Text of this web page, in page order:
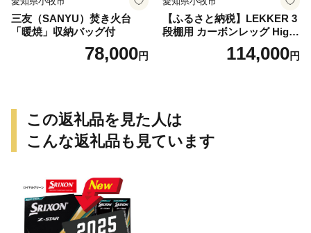
三友（SANYU）焚き火台
「暖焼」収納バッグ付
78,000円
【ふるさと納税】LEKKER 3
段棚用 カーボンレッグ High
3 2脚 キャンプ アウトドア ソ
ロキャン カーボン アウトド
県 小牧市 送料無料
114,000円
この返礼品を見た人は
こんな返礼品も見ています